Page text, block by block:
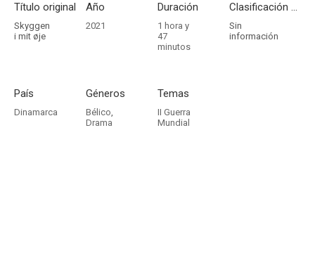
Título original
Skyggen
i mit øje
Año
2021
Duración
1 hora y
47
minutos
Clasificación por edades
Sin
información
País
Dinamarca
Géneros
Bélico,
Drama
Temas
II Guerra
Mundial